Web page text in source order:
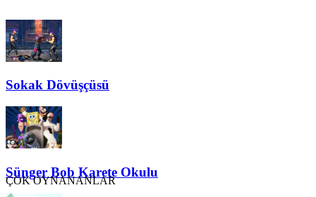
Sokak Dövüşçüsü
Sünger Bob Karete Okulu
ÇOK OYNANANLAR